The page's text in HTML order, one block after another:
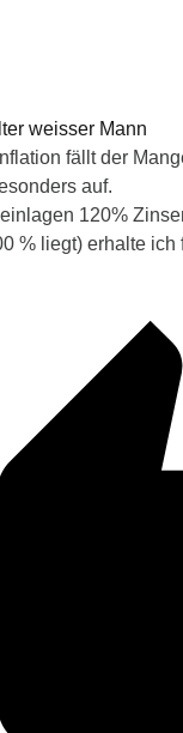
weisser Mann
fällt der
auf.
120%
% liegt) erhalte ich